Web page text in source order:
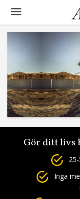
Gör ditt livs
25-
Inga